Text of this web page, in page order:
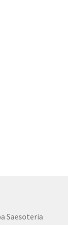
Saesoteria